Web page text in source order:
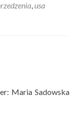
,usa
Maria Sadowska